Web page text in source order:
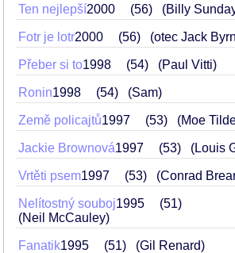
Ten nejlepší2000 56 (Billy
Fotr je lotr2000 56 (otec Jack
Přeber si to1998 54 (Paul Vitti)
Ronin1998 54 (Sam)
Země policajtů1997 53 (Moe
Jackie Brownová1997 53 (Louis
Vrtěti psem1997 53 (Conrad
Nelítostný souboj1995
51
(Neil McCauley)
Fanatik1995 51 (Gil Renard)